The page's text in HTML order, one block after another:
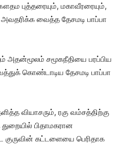
புத்தரையும், மகாவீரரையும்,
அவதரிக்க வைத்த தேசமடி பாப்பா
சமூகநீதியை பரப்பிய
கொண்டாடிய தேசமடி பாப்பா
வியாசரும், ரகு வம்சத்திற்கு
துறையில் பிதாமகரான
குருவின் கட்டளையை பெரிதாக